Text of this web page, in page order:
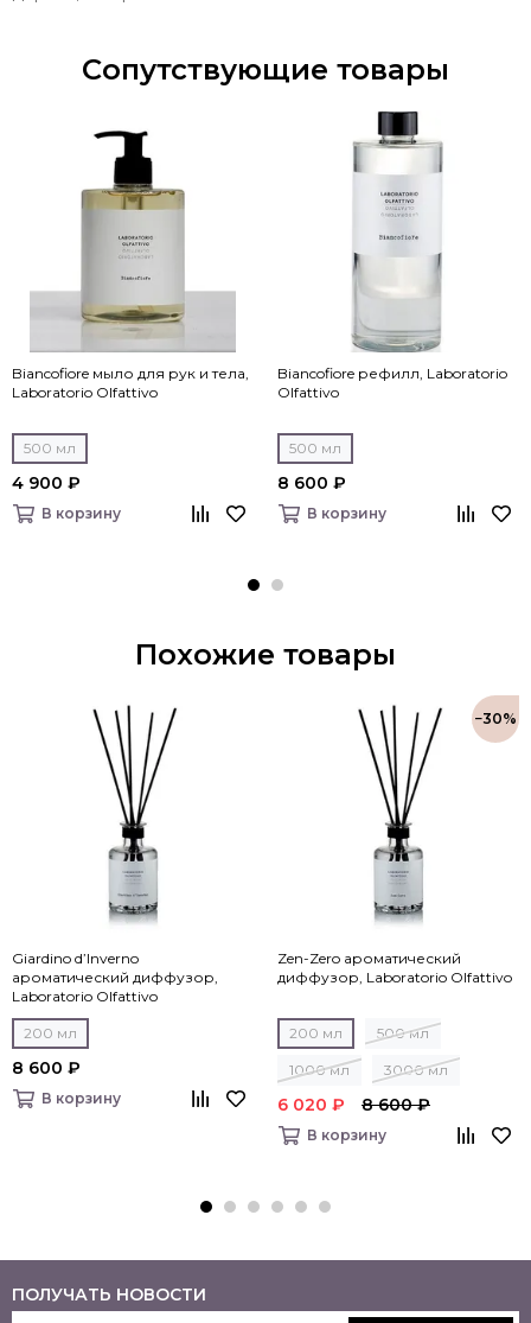
Сопутствующие товары
Biancofiore мыло для рук и тела,
Laboratorio Olfattivo
500 мл
4 900 ₽
В корзину
Biancofiore рефилл, Laboratorio
Olfattivo
500 мл
8 600 ₽
В корзину
Похожие товары
Giardino d’Inverno
ароматический диффузор,
Laboratorio Olfattivo
200 мл
8 600 ₽
В корзину
−30%
Zen-Zero ароматический
диффузор, Laboratorio Olfattivo
200 мл 500 мл
1000 мл 3000 мл
6 020 ₽ 8 600 ₽
В корзину
ПОЛУЧАТЬ НОВОСТИ